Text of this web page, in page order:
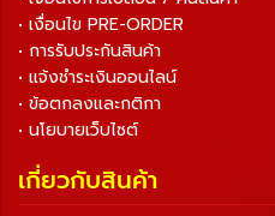
• เงื่อนไข PRE-ORDER
• การรับประกันสินค้า
• แจ้งชำระเงินออนไลน์
• ข้อตกลงและกติกา
• นโยบายเว็บไซต์
เกี่ยวกับสินค้า